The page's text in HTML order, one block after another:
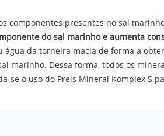
componentes presentes no sal
do sal marinho e aumenta
água da torneira macia de forma a
marinho. Dessa forma, todos os
se o uso do Preis Mineral Komplex S